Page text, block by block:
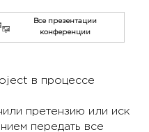
Все презентации
конференции
в процессе
претензию или иск
передать все